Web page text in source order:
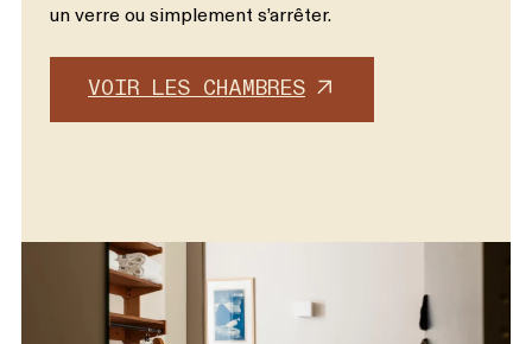
un verre ou simplement s’arrêter.
VOIR LES CHAMBRES